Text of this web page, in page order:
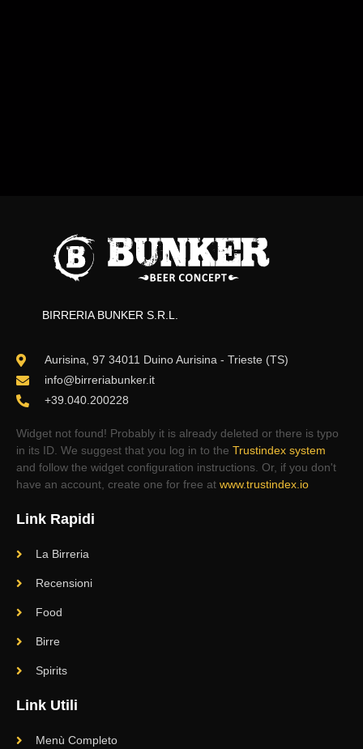
BIRRERIA BUNKER S.R.L.
Aurisina, 97 34011 Duino Aurisina - Trieste (TS)
info@birreriabunker.it
+39.040.200228
Widget not found! Probably it is already deleted or there is typo
in its ID. We suggest that you log in to the Trustindex system
and follow the widget configuration instructions. Or, if you don't
have an account, create one for free at www.trustindex.io
Link Rapidi
La Birreria
Recensioni
Food
Birre
Spirits
Link Utili
Menù Completo